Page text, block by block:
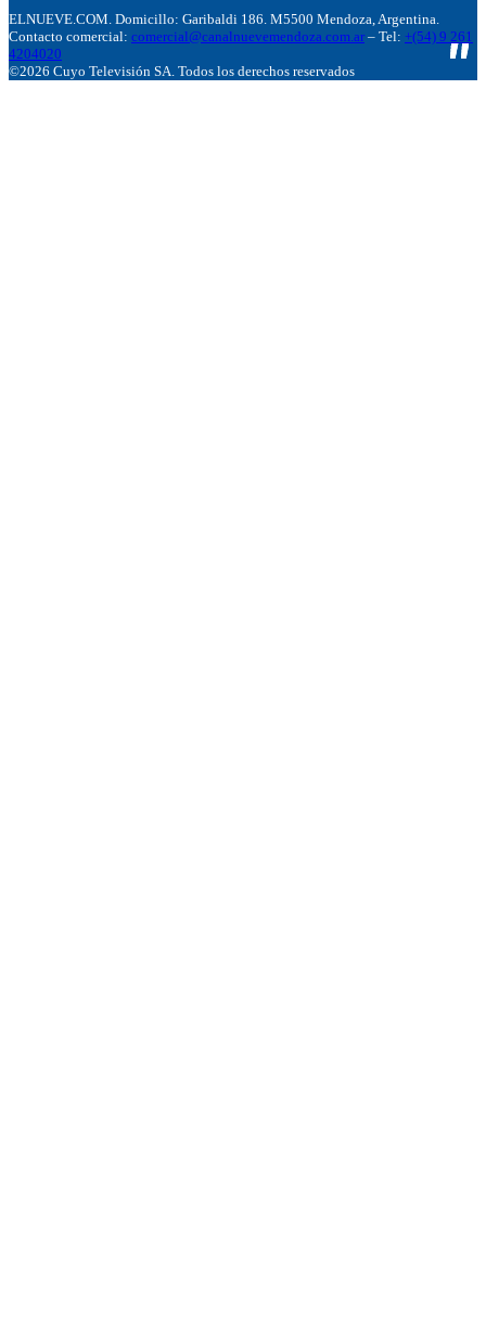
ELNUEVE.COM. Domicillo: Garibaldi 186. M5500 Mendoza, Argentina.
Contacto comercial: comercial@canalnuevemendoza.com.ar – Tel: +(54) 9 261
4204020
©2026 Cuyo Televisión SA. Todos los derechos reservados